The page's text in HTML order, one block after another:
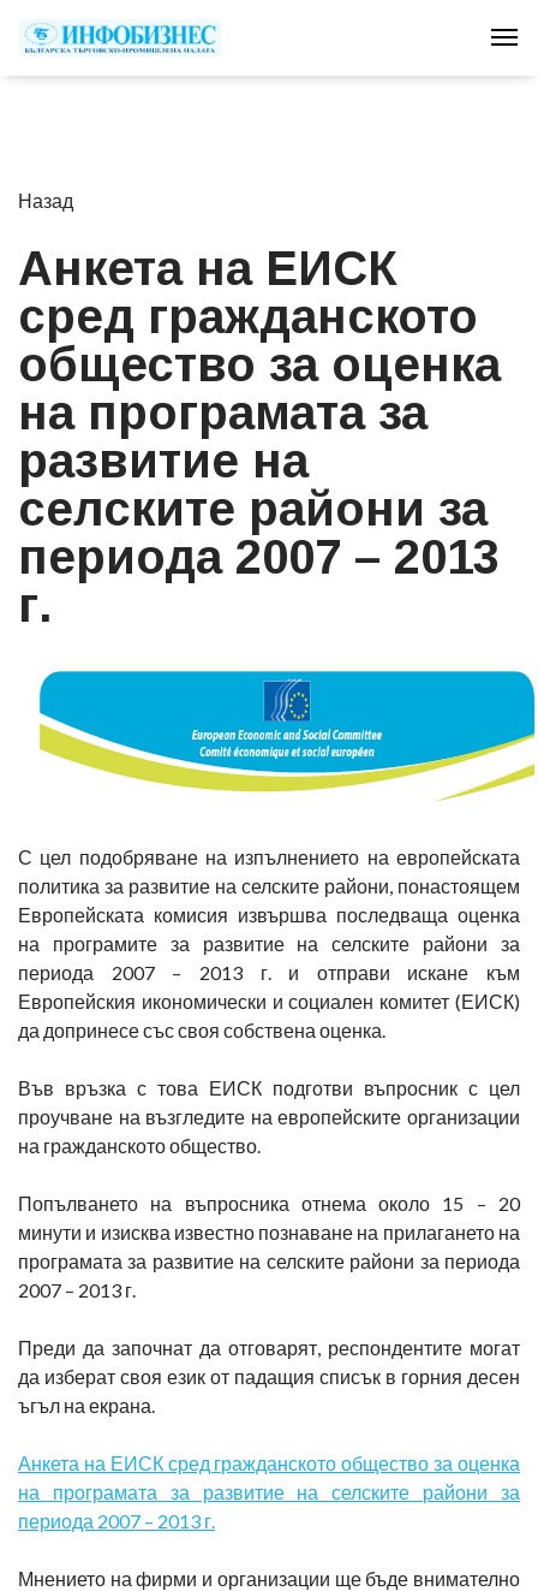
Назад
Анкета на ЕИСК
сред гражданското
общество за оценка
на програмата за
развитие на
селските райони за
периода 2007 – 2013
г.
С цел подобряване на изпълнението на европейската
политика за развитие на селските райони, понастоящем
Европейската комисия извършва последваща оценка
на програмите за развитие на селските райони за
периода 2007 – 2013 г. и отправи искане към
Европейския икономически и социален комитет (ЕИСК)
да допринесе със своя собствена оценка.
Във връзка с това ЕИСК подготви въпросник с цел
проучване на възгледите на европейските организации
на гражданското общество.
Попълването на въпросника отнема около 15 – 20
минути и изисква известно познаване на прилагането на
програмата за развитие на селските райони за периода
2007 – 2013 г.
Преди да започнат да отговарят, респондентите могат
да изберат своя език от падащия списък в горния десен
ъгъл на екрана.
Анкета на ЕИСК сред гражданското общество за оценка
на програмата за развитие на селските райони за
периода 2007 – 2013 г.
Мнението на фирми и организации ще бъде внимателно